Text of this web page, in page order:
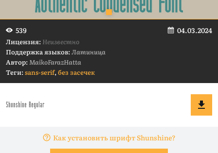
539 04.03.2024
Лицензия: Неизвестно
Поддержка языков:Латиница
Автор: MaikoFarazHatta
Теги:sans-serif, без засечек
Как установить шрифт Shunshine?